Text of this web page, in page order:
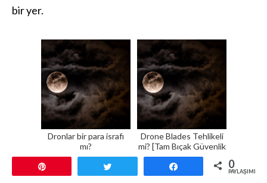
bir yer.
Dronlar bir para israfı
mı?
Drone Blades Tehlikeli
mi? [Tam Bıçak Güvenlik
Makalesi]
0
PAYLAŞIMLAR